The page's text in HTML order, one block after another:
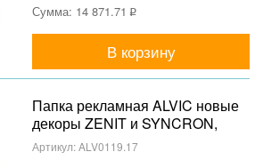
Сумма: 14 871.71
В корзину
Папка рекламная ALVIC новые
декоры ZENIT и SYNCRON,
2023
Артикул:ALV0119.17